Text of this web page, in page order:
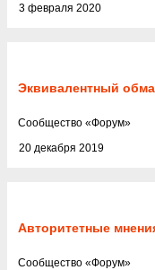
3 февраля 2020
Эквивалентный
20 декабря 2019
Cообщество «Форум»
Авторитетные
Cообщество «Форум»